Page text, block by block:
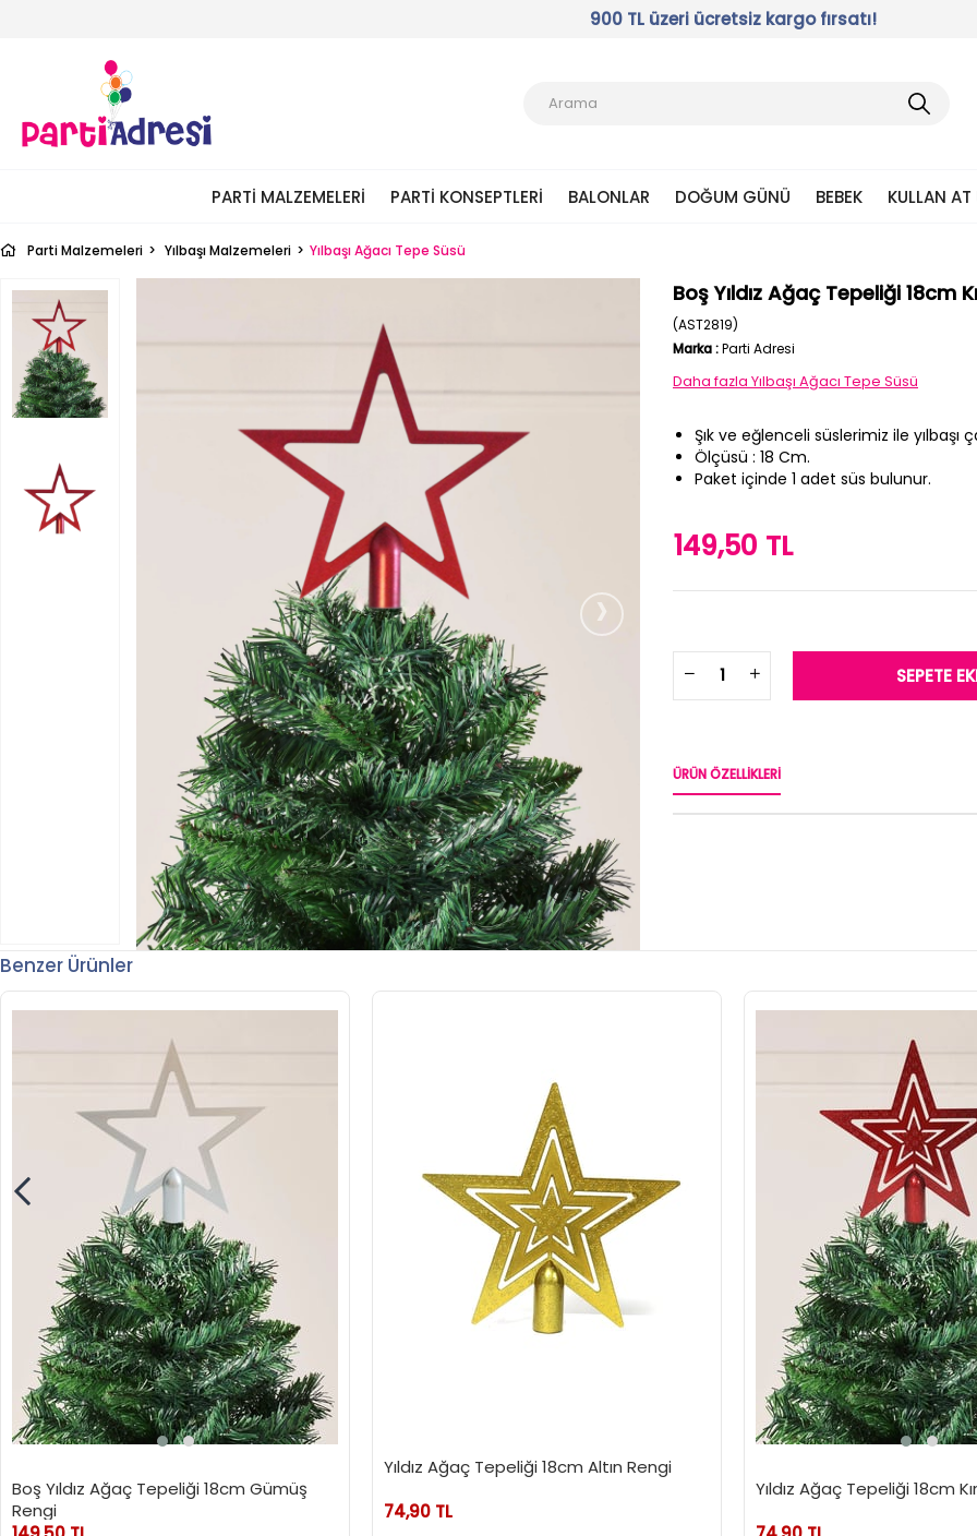
900 TL üzeri ücretsiz kargo fırsatı!
PARTI MALZEMELERI PARTI KONSEPTLERI BALONLAR DOĞUM GÜNÜ BEBEK KULLAN AT
Parti Malzemeleri Yılbaşı Malzemeleri Yılbaşı Ağacı Tepe Süsü
›
Boş Yıldız Ağaç Tepeliği 18cm
(AST2819)
Marka:Parti Adresi
Daha fazla Yılbaşı Ağacı Tepe Süsü
Şık ve eğlenceli süslerimiz ile
Ölçüsü : 18 Cm.
Paket içinde 1 adet süs bulunur.
149,50 TL
ÜRÜN ÖZELLIKLERI
Benzer Ürünler
Boş Yıldız Ağaç Tepeliği 18cm Gümüş
Rengi
Yıldız Ağaç Tepeliği 18cm Altın Rengi
74,90 TL
Yıldız Ağaç Tepeliği 18cm